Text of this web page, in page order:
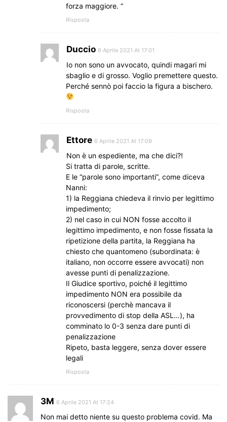
forza maggiore. “
Risposta
Duccio 6 Aprile 2021 At 17:01
Io non sono un avvocato, quindi magari mi
sbaglio e di grosso. Voglio premettere questo.
Perché sennò poi faccio la figura a bischero.
Risposta
Ettore 6 Aprile 2021 At 17:09
Non è un espediente, ma che dici?!
Si tratta di parole, scritte.
E le “parole sono importanti”, come diceva
Nanni:
1) la Reggiana chiedeva il rinvio per legittimo
impedimento;
2) nel caso in cui NON fosse accolto il
legittimo impedimento, e non fosse fissata la
ripetizione della partita, la Reggiana ha
chiesto che quantomeno (subordinata: è
italiano, non occorre essere avvocati) non
avesse punti di penalizzazione.
Il Giudice sportivo, poiché il legittimo
impedimento NON era possibile da
riconoscersi (perchè mancava il
provvedimento di stop della ASL…), ha
comminato lo 0-3 senza dare punti di
penalizzazione
Ripeto, basta leggere, senza dover essere
legali
Risposta
3M 6 Aprile 2021 At 17:24
Non mai detto niente su questo problema covid. Ma